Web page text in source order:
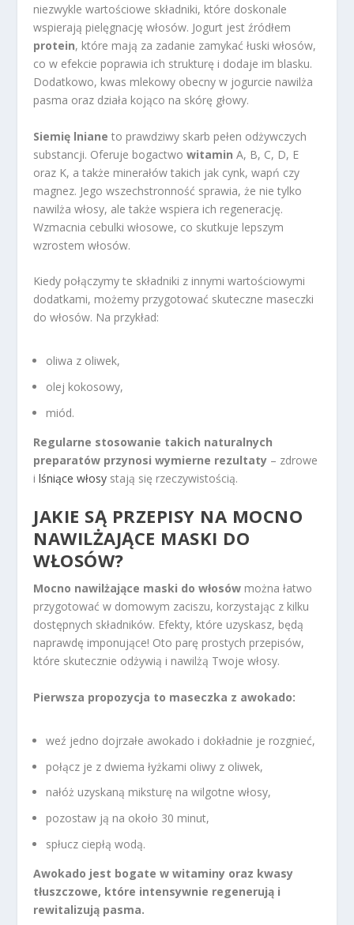
niezwykle wartościowe składniki, które doskonale
wspierają pielęgnację włosów. Jogurt jest źródłem
protein, które mają za zadanie zamykać łuski włosów,
co w efekcie poprawia ich strukturę i dodaje im blasku.
Dodatkowo, kwas mlekowy obecny w jogurcie nawilża
pasma oraz działa kojąco na skórę głowy.
Siemię lniane to prawdziwy skarb pełen odżywczych
substancji. Oferuje bogactwowitamin A, B, C, D, E
oraz K, a także minerałów takich jak cynk, wapń czy
magnez. Jego wszechstronność sprawia, że nie tylko
nawilża włosy, ale także wspiera ich regenerację.
Wzmacnia cebulki włosowe, co skutkuje lepszym
wzrostem włosów.
Kiedy połączymy te składniki z innymi wartościowymi
dodatkami, możemy przygotować skuteczne maseczki
do włosów. Na przykład:
oliwa z oliwek,
olej kokosowy,
miód.
Regularne stosowanie takich naturalnych
preparatów przynosi wymierne rezultaty – zdrowe
ilśniące włosy stają się rzeczywistością.
JAKIE SĄ PRZEPISY NA MOCNO
NAWILŻAJĄCE MASKI DO
WŁOSÓW?
Mocno nawilżające maski do włosów można łatwo
przygotować w domowym zaciszu, korzystając z kilku
dostępnych składników. Efekty, które uzyskasz, będą
naprawdę imponujące! Oto parę prostych przepisów,
które skutecznie odżywią i nawilżą Twoje włosy.
Pierwsza propozycja to maseczka z awokado:
weź jedno dojrzałe awokado i dokładnie je rozgnieć,
połącz je z dwiema łyżkami oliwy z oliwek,
nałóż uzyskaną miksturę na wilgotne włosy,
pozostaw ją na około 30 minut,
spłucz ciepłą wodą.
Awokado jest bogate w witaminy oraz kwasy
tłuszczowe, które intensywnie regenerują i
rewitalizują pasma.